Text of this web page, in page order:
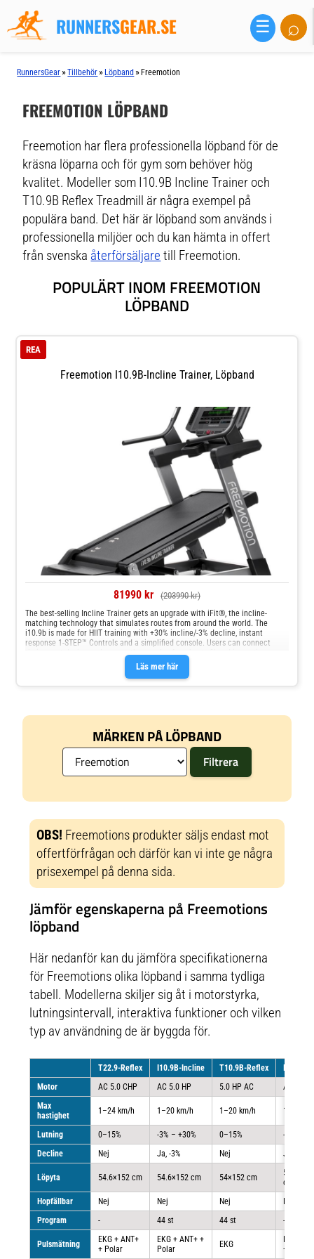
RUNNERSGEAR.SE ☰ ⌕
RunnersGear »Tillbehör » Löpband » Freemotion
FREEMOTION LÖPBAND
Freemotion har flera professionella löpband för de
kräsna löparna och för gym som behöver hög
kvalitet. Modeller som I10.9B Incline Trainer och
T10.9B Reflex Treadmill är några exempel på
populära band. Det här är löpband som används i
professionella miljöer och du kan hämta in offert
från svenska återförsäljare till Freemotion.
POPULÄRT INOM FREEMOTION
LÖPBAND
Freemotion I10.9B-Incline Trainer, Löpband
REA
81990 kr (203990 kr)
Läs mer här
The best-selling Incline Trainer gets an upgrade with iFit®, the incline-
matching technology that simulates routes from around the world. The
i10.9b is made for HIIT training with +30% incline/-3% decline, instant
response 1-STEP™ Controls and a simplified console. Users can connect
locations and studios around the world.
MÄRKEN PÅ LÖPBAND
OBS! Freemotions produkter säljs endast mot
offertförfrågan och därför kan vi inte ge några
prisexempel på denna sida.
Jämför egenskaperna på Freemotions
löpband
Här nedanför kan du jämföra specifikationerna
för Freemotions olika löpband i samma tydliga
tabell. Modellerna skiljer sig åt i motorstyrka,
lutningsintervall, interaktiva funktioner och vilken
typ av användning de är byggda för.
T22.9-Reflex I10.9B-Incline T10.9B-Reflex
I22.9-
Motor
AC 5.0 CHP AC 5.0 HP 5.0 HP AC
AC 5.0
Max
hastighet
1–24 km/h 1–20 km/h 1–20 km/h 1–24
Lutning 0–15% -3% – +30% 0–15%
-3% –
Decline
Nej Ja, -3% Nej Ja, -3%
Löpyta 54.6×152 cm 54.6×152 cm 54×152 cm
cm
Hopfällbar
Nej Nej Nej
Nej
Program
- 44 st 44 st -/td>
Pulsmätning
EKG + ANT+
+ Polar
EKG + ANT+ +
Polar
EKG
EKG +
+ Polar